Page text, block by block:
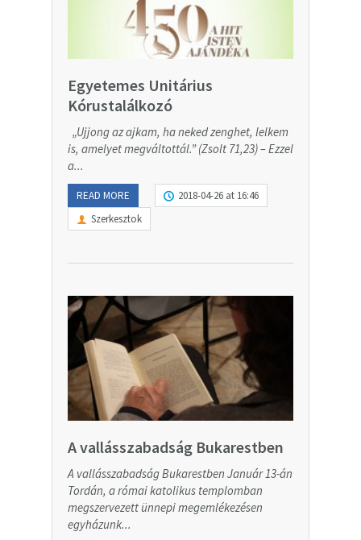
Egyetemes Unitárius
Kórustalálkozó
„Ujjong az ajkam, ha neked zenghet, lelkem
is, amelyet megváltottál.” (Zsolt 71,23) – Ezzel
a...
READ MORE
2018-04-26 at 16:46
Szerkesztok
A vallásszabadság Bukarestben
A vallásszabadság Bukarestben Január 13-án
Tordán, a római katolikus templomban
megszervezett ünnepi megemlékezésen
egyházunk...